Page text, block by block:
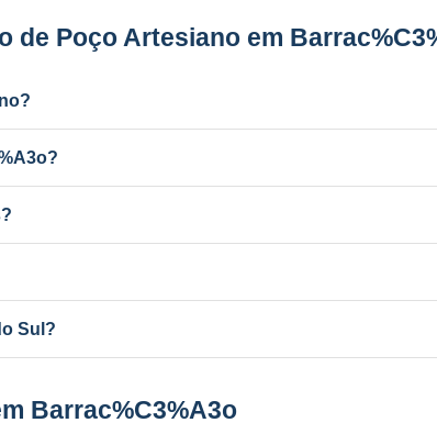
Poço Artesiano em
residencial. Poços antigos podem precisar mais
do filtro, bomba desgastada ou aquífero em nível
em Barrac%C3%A3o, independentemente de quem
exigir atualização no SEMA-RS. A PAAS orienta e
Sul?
todo o RS e MG.
Barrac%C3%A3o